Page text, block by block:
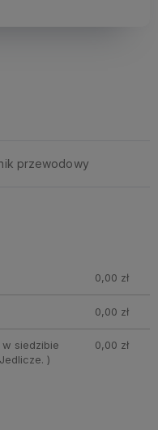
przewodowy
0,00 zł
0,00 zł
siedzibie
)
0,00 zł